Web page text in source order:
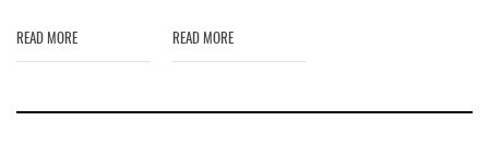
READ MORE READ MORE